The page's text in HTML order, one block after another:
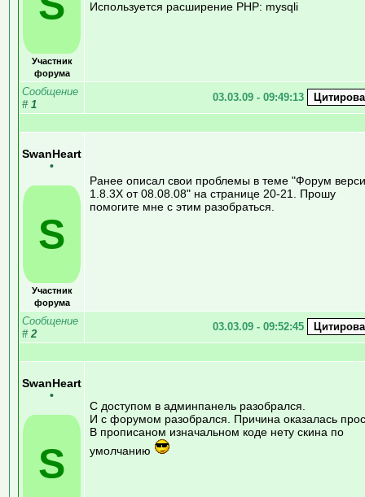
Участник
форума
Используется расширение PHP: mysqli
Сообщение
# 1
03.03.09 - 09:49:13
SwanHeart
•
S
Участник
форума
Ранее описал свои проблемы в теме "Форум
1.8.3Х от 08.08.08" на странице 20-21. Прошу
помогите мне с этим разобраться.
Сообщение
# 2
03.03.09 - 09:52:45
SwanHeart
•
S
С доступом в админпанель разобрался.
И с форумом разобрался. Причина оказалась
В прописаном изначальном коде нету скина по
умолчанию